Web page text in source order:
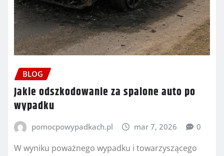
BLOG
Jakie odszkodowanie za spalone auto po
wypadku
pomocpowypadkach.pl mar 7, 2026 0
W wyniku poważnego wypadku i towarzyszącego